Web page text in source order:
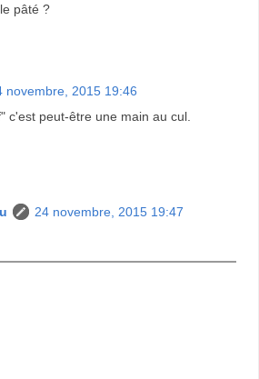
pâté ?
novembre, 2015 19:46
c'est peut-être une main au cul.
24 novembre, 2015 19:47